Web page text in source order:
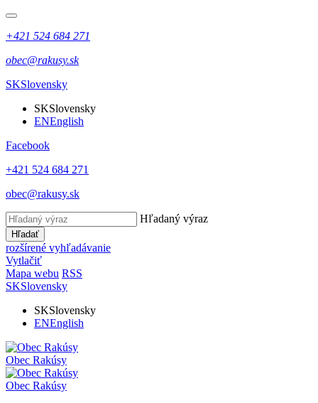
+421 524 684 271
obec@rakusy.sk
SKSlovensky
SKSlovensky
ENEnglish
Facebook
+421 524 684 271
obec@rakusy.sk
Hľadaný výraz
Hľadať
rozšírené vyhľadávanie
Vytlačiť
Mapa webu RSS
SKSlovensky
SKSlovensky
ENEnglish
Obec Rakúsy
Obec Rakúsy